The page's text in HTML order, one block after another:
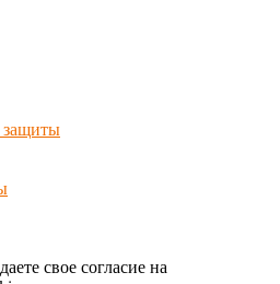
защиты
свое согласие на